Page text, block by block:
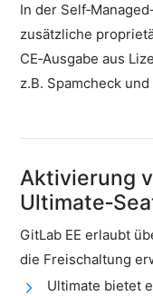
Server
Cluster
OpenSearch
MySQL-
Redis
In der
zusätzliche
CE‑Ausgabe aus
z.B. Spamcheck
Aktivierung
GitLab EE erlaubt
die Freischaltung
Ultimate bietet